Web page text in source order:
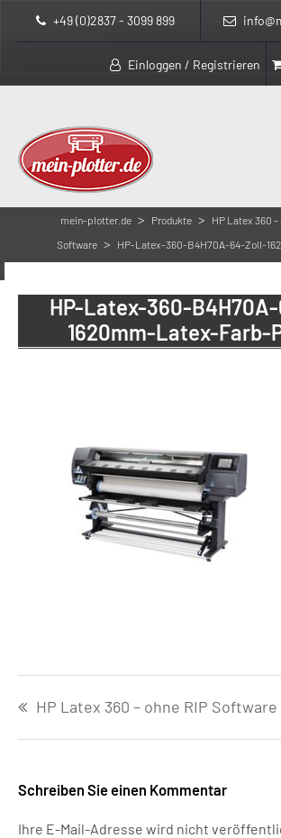
+49 (0)2837 - 3099 899
Einloggen / Registrieren
mein-plotter.de > Produkte >
HP Latex 360 –
Software >
HP-Latex-360-B4H70A-64-Zoll-
HP-Latex-360-
1620mm-Latex-Farb-
HP Latex 360 – ohne RIP Software
Schreiben Sie einen Kommentar
Ihre E-Mail-Adresse wird nicht